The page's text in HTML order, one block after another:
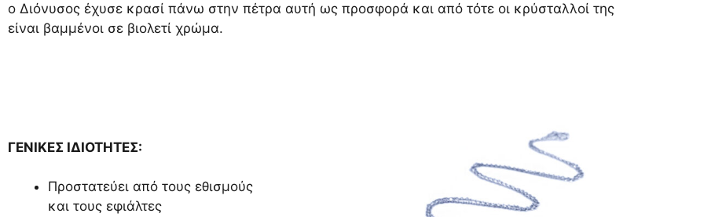
ο Διόνυσος έχυσε κρασί πάνω στην πέτρα αυτή ως προσφορά και από τότε οι κρύσταλλοί της
είναι βαμμένοι σε βιολετί χρώμα.
ΓΕΝΙΚΕΣ ΙΔΙΟΤΗΤΕΣ:
Προστατεύει από τους εθισμούς
και τους εφιάλτες